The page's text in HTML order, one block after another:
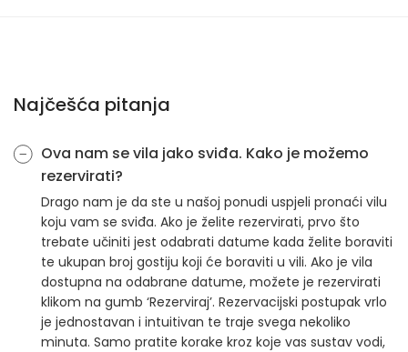
Najčešća pitanja
Ova nam se vila jako sviđa. Kako je možemo
rezervirati?
Drago nam je da ste u našoj ponudi uspjeli pronaći vilu
koju vam se sviđa. Ako je želite rezervirati, prvo što
trebate učiniti jest odabrati datume kada želite boraviti
te ukupan broj gostiju koji će boraviti u vili. Ako je vila
dostupna na odabrane datume, možete je rezervirati
klikom na gumb ‘Rezerviraj’. Rezervacijski postupak vrlo
je jednostavan i intuitivan te traje svega nekoliko
minuta. Samo pratite korake kroz koje vas sustav vodi,